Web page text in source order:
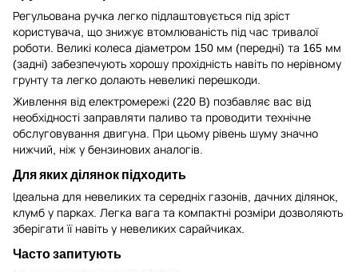
Регульована ручка легко підлаштовується під зріст
користувача, що знижує втомлюваність під час тривалої
роботи. Великі колеса діаметром 150 мм (передні) та 165 мм
(задні) забезпечують хорошу прохідність навіть по нерівному
грунту та легко долають невеликі перешкоди.
Живлення від електромережі (220 В) позбавляє вас від
необхідності заправляти паливо та проводити технічне
обслуговування двигуна. При цьому рівень шуму значно
нижчий, ніж у бензинових аналогів.
Для яких ділянок підходить
Ідеальна для невеликих та середніх газонів, дачних ділянок,
клумб у парках. Легка вага та компактні розміри дозволяють
зберігати її навіть у невеликих сарайчиках.
Часто запитують